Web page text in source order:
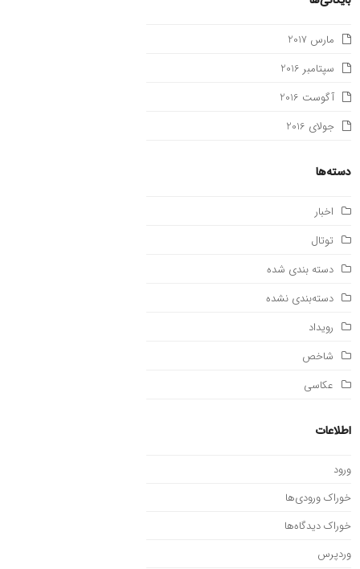
مارس 2017
سپتامبر 2016
آگوست 2016
جولای 2016
دسته‌ها
اخبار
توتال
دسته بندی شده
دسته‌بندی نشده
رویداد
شاخص
عکاسی
اطلاعات
ورود
خوراک ورودی‌ها
خوراک دیدگاه‌ها
وردپرس